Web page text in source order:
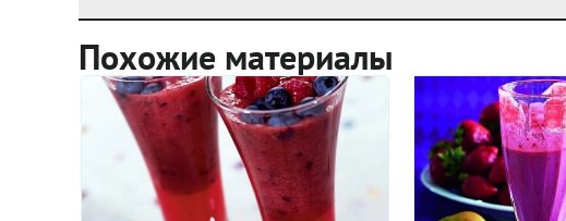
Похожие материалы